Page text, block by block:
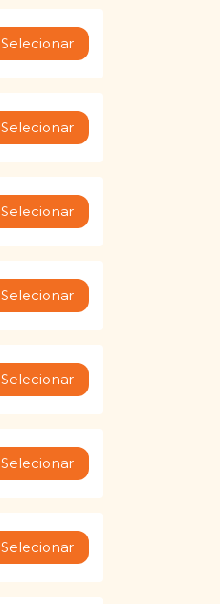
Selecionar
Selecionar
Selecionar
Selecionar
Selecionar
Selecionar
Selecionar